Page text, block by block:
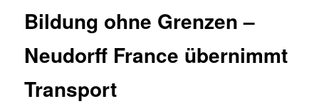
Bildung ohne Grenzen –
Neudorff France übernimmt
Transport